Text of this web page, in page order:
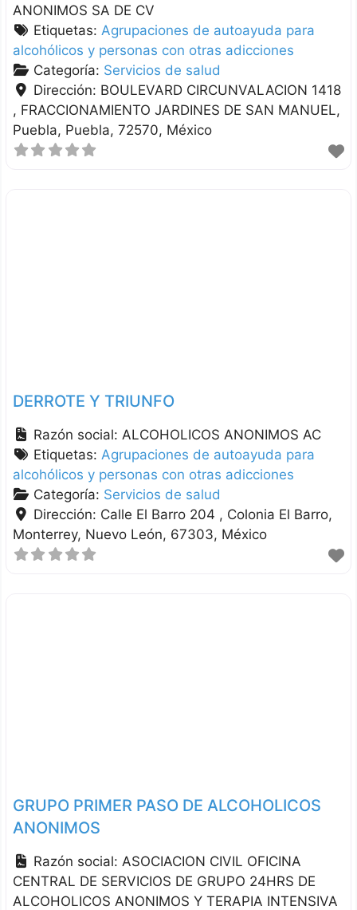
ANONIMOS SA DE CV
Etiquetas: Agrupaciones de autoayuda para
alcohólicos y personas con otras adicciones
Categoría: Servicios de salud
Dirección: BOULEVARD CIRCUNVALACION 1418
, FRACCIONAMIENTO JARDINES DE SAN MANUEL
Puebla Puebla 72570 México
DERROTE Y TRIUNFO
Razón social: ALCOHOLICOS ANONIMOS AC
Etiquetas: Agrupaciones de autoayuda para
alcohólicos y personas con otras adicciones
Categoría: Servicios de salud
Dirección: Calle El Barro 204 , Colonia El Barro
Monterrey Nuevo León 67303 México
GRUPO PRIMER PASO DE ALCOHOLICOS
ANONIMOS
Razón social: ASOCIACION CIVIL OFICINA
CENTRAL DE SERVICIOS DE GRUPO 24HRS DE
ALCOHOLICOS ANONIMOS Y TERAPIA INTENSIVA